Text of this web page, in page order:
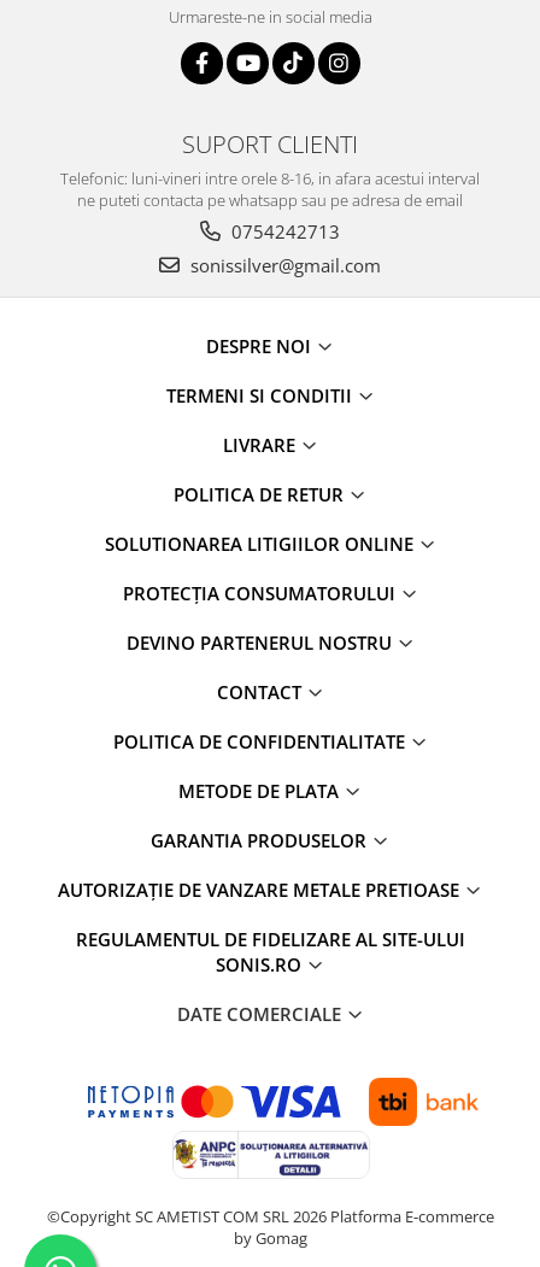
Urmareste-ne in social media
SUPORT CLIENTI
Telefonic: luni-vineri intre orele 8-16, in afara acestui interval
ne puteti contacta pe whatsapp sau pe adresa de email
0754242713
sonissilver@gmail.com
DESPRE NOI
TERMENI SI CONDITII
LIVRARE
POLITICA DE RETUR
SOLUTIONAREA LITIGIILOR ONLINE
PROTECȚIA CONSUMATORULUI
DEVINO PARTENERUL NOSTRU
CONTACT
POLITICA DE CONFIDENTIALITATE
METODE DE PLATA
GARANTIA PRODUSELOR
AUTORIZAȚIE DE VANZARE METALE PRETIOASE
REGULAMENTUL DE FIDELIZARE AL SITE-ULUI
SONIS.RO
DATE COMERCIALE
©Copyright SC AMETIST COM SRL 2026 Platforma E-commerce
by Gomag